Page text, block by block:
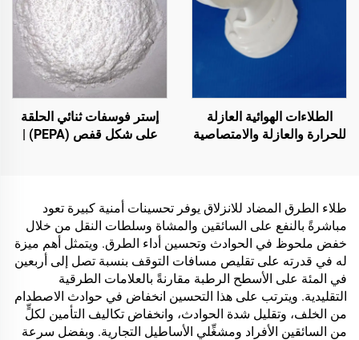
وحبيبات EPDM، والركائز
الإيبوكسية القابلة للذوبان في
الماء أو الزيت، والرخام،
وبلاط الأرضيات، والخرسانة
المسامية، وتطبيقات
المركبات وغيرها
الطلاءات الهوائية العازلة
للحرارة والعازلة والامتصاصية
المشمسة، والجدران
الخارجية، والجدران الداخلية،
والجدران الفاصلة، وغرف
النوم، وقاعات الاجتماعات،
والفصل الدراسية، وقاعات
الكاريوكي (KTV)، والمرائب
تحت الأرض، وقاعات السينما
المنزلية تحت الأرض، والأنفاق
إستر فوسفات ثنائي الحلقة
على شكل قفص (PEPA) |
الفينيل (EVA)
طلاء الطرق المضاد للانزلاق يوفر تحسينات أمنية كبيرة تعود
مباشرةً بالنفع على السائقين والمشاة وسلطات النقل من خلال
خفض ملحوظ في الحوادث وتحسين أداء الطرق. ويتمثل أهم ميزة
له في قدرته على تقليص مسافات التوقف بنسبة تصل إلى أربعين
في المئة على الأسطح الرطبة مقارنةً بالعلامات الطرقية
التقليدية. ويترتب على هذا التحسين انخفاض في حوادث الاصطدام
من الخلف، وتقليل شدة الحوادث، وانخفاض تكاليف التأمين لكلٍّ
من السائقين الأفراد ومشغِّلي الأساطيل التجارية. وبفضل سرعة